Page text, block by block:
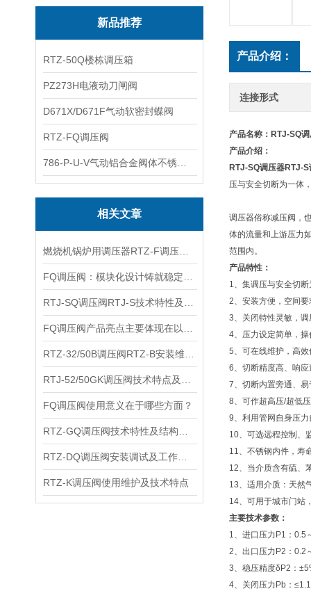
新品推荐
RTZ-50Q楼栋调压箱
PZ273H电液动刀闸阀
D671X/D671F气动软密封蝶阀
RTZ-FQ调压阀
相关文章
FQ调压阀使用意义在于哪些方面？
RTZ-K调压阀使用维护及技术特点
产品介绍：
连接形式
产品名称： RTJ-SQ
产品介绍：
RTJ-SQ调压器RTJ-
压与安全切断为一体
调压器俗称减压阀，
体的流量和上游压力
范围内。
产品特性：
1、集调压与安全切
2、安装方便，空间要
3、关闭特性灵敏，
4、压力设定简单，
5、可在线维护，高
6、切断精度高、响应
7、切断内置旁通、易
8、可作超高压/超低
9、利用管网自身压
10、可选远程控制、
11、不锈钢内件，寿
12、当介质含有硫、
13、适用介质：天然
14、可用于城市门站
主要技术参数：
1、进口压力P1：0.5
2、出口压力P2：0.2
3、稳压精度δP2：
4、关闭压力Pb：